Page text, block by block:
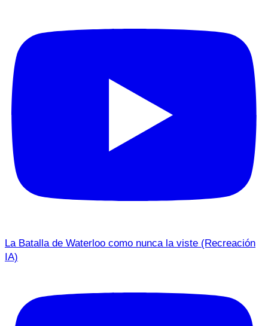
La Batalla de Waterloo como nunca la viste (Recreación
IA)